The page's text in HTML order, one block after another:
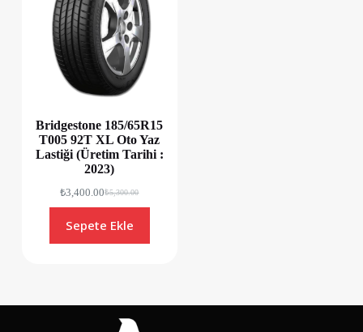
Bridgestone 185/65R15
T005 92T XL Oto Yaz
Lastiği (Üretim Tarihi :
2023)
₺5,300.00
₺3,400.00
Sepete Ekle